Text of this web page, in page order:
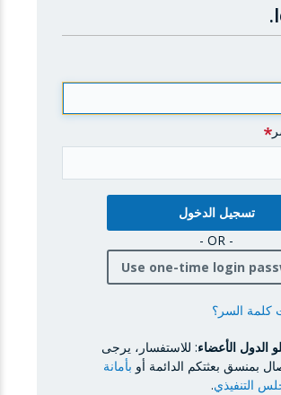
- OR -
Use one-time login
السر؟
الدول الأعضاء: للاستفسار، يرجى
بمنسق بعثتكم الدائمة أو بأمانة
التنفيذي.